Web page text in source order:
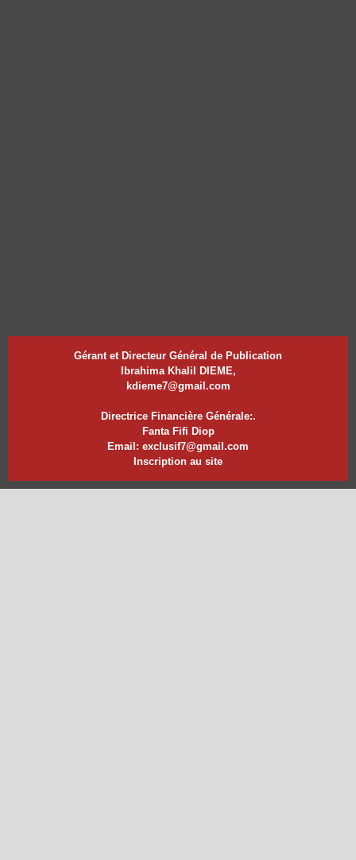
Gérant et Directeur Général de Publication
Ibrahima Khalil DIEME,
kdieme7@gmail.com
Directrice Financière Générale:.
Fanta Fifi Diop
Email: exclusif7@gmail.com
Inscription au site